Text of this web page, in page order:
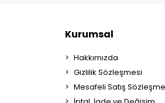
Kurumsal
Hakkımızda
Gizlilik Sözleşmesi
Mesafeli Satış